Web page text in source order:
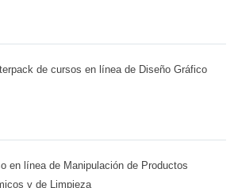
de cursos en línea de Diseño Gráfico
en línea de Manipulación de Productos
y de Limpieza